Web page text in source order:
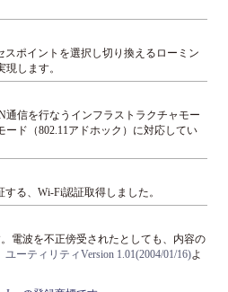
ポイントを選択し切り換えるローミン
します。
信を行なうインフラストラクチャモー
ド（802.11アドホック）に対応してい
る、Wi-Fi認証取得しました。
電波を不正傍受されたとしても、内容の
ユーティリティVersion 1.01(2004/01/16)よ